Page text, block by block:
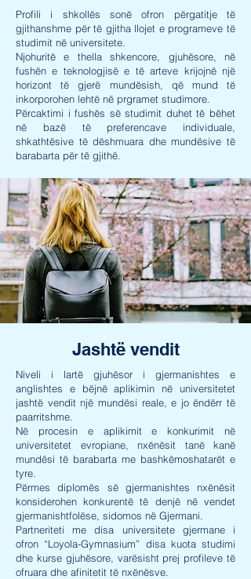
Profili i shkollës sonë ofron përgatitje të
gjithanshme për të gjitha llojet e programeve të
studimit në universitete.
Njohuritë e thella shkencore, gjuhësore, në
fushën e teknologjisë e të arteve krijojnë një
horizont të gjerë mundësish, që mund të
inkorporohen lehtë në prgramet studimore.
Përcaktimi i fushës së studimit duhet të bëhet
në bazë të preferencave individuale,
shkathtësive të dëshmuara dhe mundësive të
barabarta për të gjithë.
Jashtë vendit
Niveli i lartë gjuhësor i gjermanishtes e
anglishtes e bëjnë aplikimin në universitetet
jashtë vendit një mundësi reale, e jo ëndërr të
paarritshme.
Në procesin e aplikimit e konkurimit në
universitetet evropiane, nxënësit tanë kanë
mundësi të barabarta me bashkëmoshatarët e
tyre.
Përmes diplomës së gjermanishtes nxënësit
konsiderohen konkurentë të denjë në vendet
gjermanishtfolëse, sidomos në Gjermani.
Partneriteti me disa universitete gjermane i
ofron “Loyola-Gymnasium” disa kuota studimi
dhe kurse gjuhësore, varësisht prej profileve të
ofruara dhe afinitetit të nxënësve.